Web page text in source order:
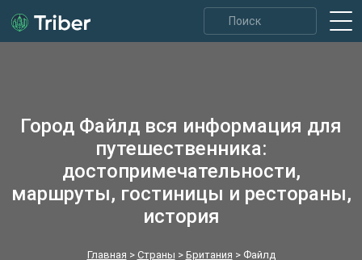
Город Файлд вся информация для
путешественника:
достопримечательности,
маршруты, гостиницы и рестораны,
история
Главная > Страны > Британия > Файлд